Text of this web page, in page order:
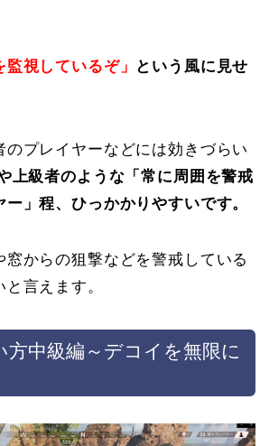
監視しているぞ」
という風に見せ
のプレイヤーなどには効きづらい
上級者のような「常に周囲を警戒
ー」程、ひっかかりやすいです。
窓からの狙撃などを警戒している
言えます。
方中級編～デコイを無限に